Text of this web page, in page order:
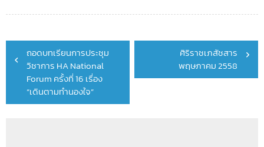
Post
navigation
ถอดบทเรียนการประชุม
วิชาการ HA National
Forum ครั้งที่ 16 เรื่อง
“เดินตามทำนองใจ”
ศิริราชเภสัชสาร
พฤษภาคม 2558